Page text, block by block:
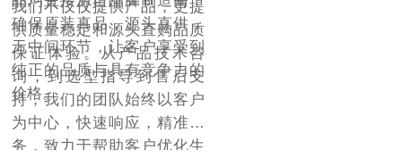
确保原装真品，源头直供，
无中间环节，让客户享受到
纯正的品质与具有竞争力的
价格。
我们不仅仅提供产品，更提
供质量稳定和源头直购品质
保证体验。从产品技术咨
询，到选型指导到售后支
持，我们的团队始终以客户
为中心，快速响应，精准服
务，致力于帮助客户优化生